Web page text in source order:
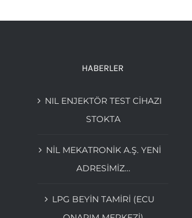
HABERLER
NIL ENJEKTÖR TEST CİHAZI
STOKTA
NIL MEKATRONIK A.Ş. YENI
ADRESIMIZ…
LPG BEYIN TAMIRI (ECU